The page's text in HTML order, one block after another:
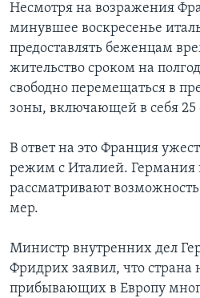
Несмотря на возражения
минувшее воскресенье
предоставлять беженцам
жительство сроком на
свободно перемещаться в
зоны, включающей в себя 25
В ответ на это Франция
режим с Италией. Германия
рассматривают
мер.
Министр внутренних дел
Фридрих заявил, что
прибывающих в Европу